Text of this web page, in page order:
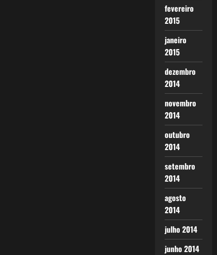
fevereiro
2015
janeiro
2015
dezembro
2014
novembro
2014
outubro
2014
setembro
2014
agosto
2014
julho 2014
junho 2014